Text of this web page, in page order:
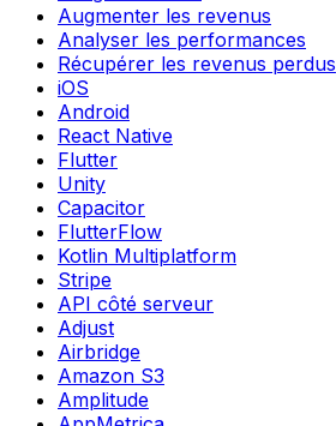
Augmenter les revenus
Analyser les performances
Récupérer les revenus perdus
iOS
Android
React Native
Flutter
Unity
Capacitor
FlutterFlow
Kotlin Multiplatform
Stripe
API côté serveur
Adjust
Airbridge
Amazon S3
Amplitude